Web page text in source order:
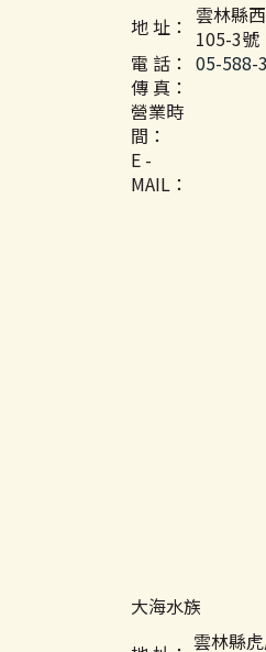
地 址： 雲林縣
105-3號
電 話： 05-588-
傳 真：
營業時
間：
E -
MAIL：
大海水族
雲林縣